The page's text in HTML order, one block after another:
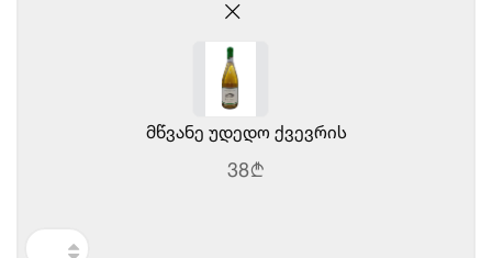
მწვანე უდედო ქვევრის
38b